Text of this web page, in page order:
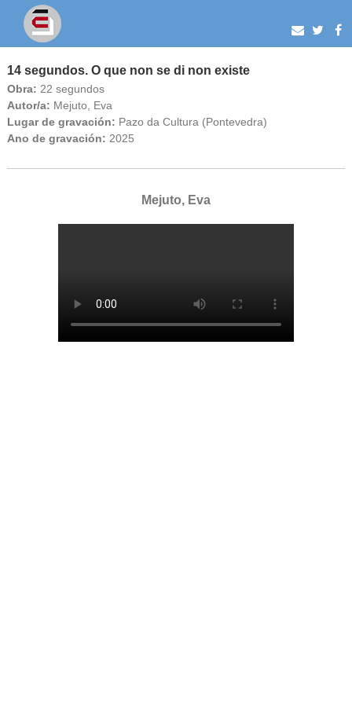
14 segundos. O que non se di non existe
Obra: 22 segundos
Autor/a: Mejuto, Eva
Lugar de gravación: Pazo da Cultura (Pontevedra)
Ano de gravación: 2025
Mejuto, Eva